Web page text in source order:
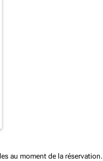
au moment de la réservation.